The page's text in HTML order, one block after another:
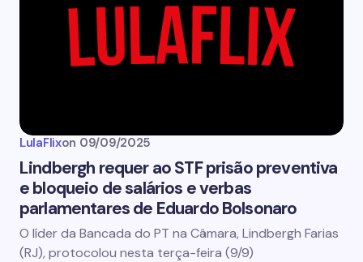
LulaFlixon 09/09/2025
Lindbergh requer ao STF prisão preventiva
e bloqueio de salários e verbas
parlamentares de Eduardo Bolsonaro
O líder da Bancada do PT na Câmara, Lindbergh Farias
(RJ), protocolou nesta terça-feira (9/9)